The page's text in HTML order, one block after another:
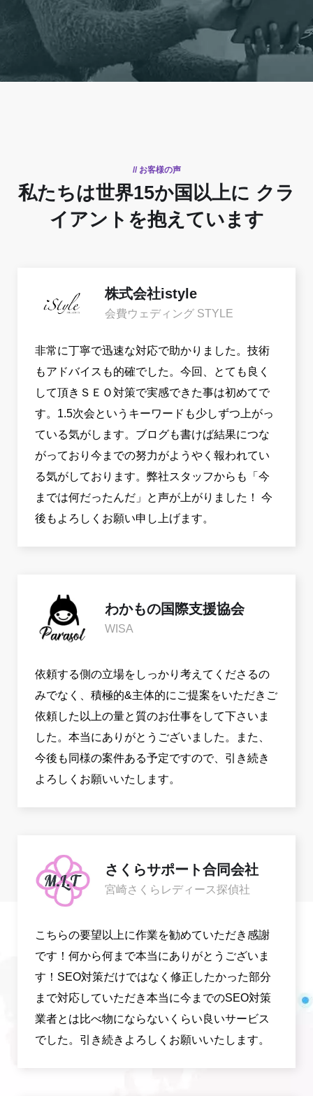
// お客様の声
私たちは世界15か国以上に クラ
イアントを抱えています
株式会社istyle
会費ウェディング STYLE
非常に丁寧で迅速な対応で助かりました。技術
もアドバイスも的確でした。今回、とても良く
して頂きＳＥＯ対策で実感できた事は初めてで
す。1.5次会というキーワードも少しずつ上がっ
ている気がします。ブログも書けば結果につな
がっており今までの努力がようやく報われてい
る気がしております。弊社スタッフからも「今
までは何だったんだ」と声が上がりました！ 今
後もよろしくお願い申し上げます。
わかもの国際支援協会
WISA
依頼する側の立場をしっかり考えてくださるの
みでなく、積極的&主体的にご提案をいただきご
依頼した以上の量と質のお仕事をして下さいま
した。本当にありがとうございました。また、
今後も同様の案件ある予定ですので、引き続き
よろしくお願いいたします。
さくらサポート合同会社
宮崎さくらレディース探偵社
こちらの要望以上に作業を勧めていただき感謝
です！何から何まで本当にありがとうございま
す！SEO対策だけではなく修正したかった部分
まで対応していただき本当に今までのSEO対策
業者とは比べ物にならないくらい良いサービス
でした。引き続きよろしくお願いいたします。